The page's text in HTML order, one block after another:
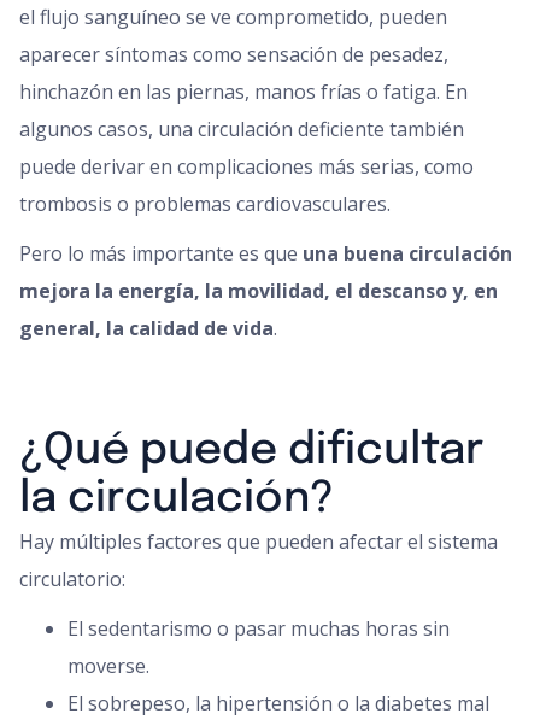
el flujo sanguíneo se ve comprometido, pueden
aparecer síntomas como sensación de pesadez,
hinchazón en las piernas, manos frías o fatiga. En
algunos casos, una circulación deficiente también
puede derivar en complicaciones más serias, como
trombosis o problemas cardiovasculares.
Pero lo más importante es que una buena circulación
mejora la energía, la movilidad, el descanso y, en
general, la calidad de vida.
¿Qué puede dificultar
la circulación?
Hay múltiples factores que pueden afectar el sistema
circulatorio:
El sedentarismo o pasar muchas horas sin
moverse.
El sobrepeso, la hipertensión o la diabetes mal